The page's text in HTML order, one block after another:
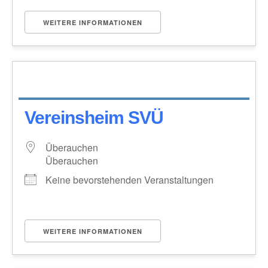
WEITERE INFORMATIONEN
Vereinsheim SVÜ
Überauchen
Überauchen
Keine bevorstehenden Veranstaltungen
WEITERE INFORMATIONEN